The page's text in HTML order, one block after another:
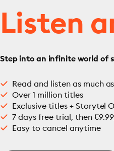
Listen
Step into an infinite world of
Read and listen as much
Over 1 million titles
Exclusive titles + Storytel
7 days free trial, then
Easy to cancel anytime